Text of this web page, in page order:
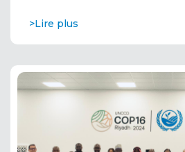
>Lire plus